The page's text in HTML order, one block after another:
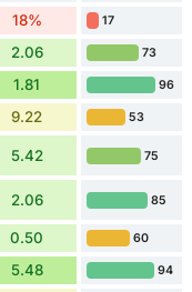
18% 17
2.06 73
1.81 96
9.22 53
5.42 75
2.06 85
0.50 60
5.48 94